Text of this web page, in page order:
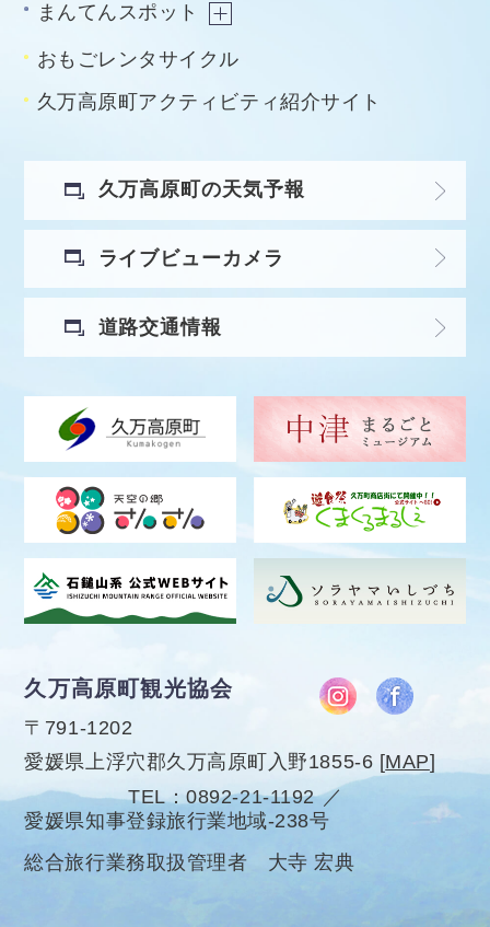
まんてんスポット
おもごレンタサイクル
久万高原町アクティビティ紹介サイト
久万高原町の天気予報
ライブビューカメラ
道路交通情報
久万高原町観光協会
〒791-1202
愛媛県上浮穴郡久万高原町入野1855-6 [MAP]
TEL
0892-21-1192
愛媛県知事登録旅行業地域-238号
総合旅行業務取扱管理者 大寺 宏典